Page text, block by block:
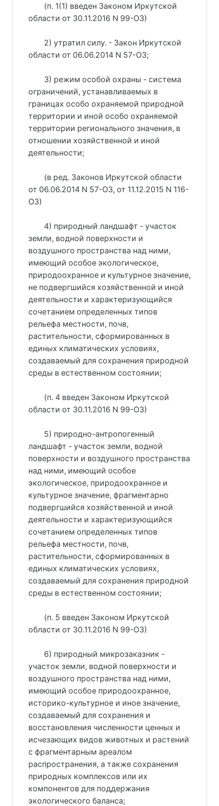
(п. 1(1) введен Законом Иркутской
области от 30.11.2016 N 99-ОЗ)
2) утратил силу. - Закон Иркутской
области от 06.06.2014 N 57-ОЗ;
3) режим особой охраны - система
ограничений, устанавливаемых в
границах особо охраняемой природной
территории и иной особо охраняемой
территории регионального значения, в
отношении хозяйственной и иной
деятельности;
(в ред. Законов Иркутской области
от 06.06.2014 N 57-ОЗ, от 11.12.2015 N 116-
ОЗ)
4) природный ландшафт - участок
земли, водной поверхности и
воздушного пространства над ними,
имеющий особое экологическое,
природоохранное и культурное значение,
не подвергшийся хозяйственной и иной
деятельности и характеризующийся
сочетанием определенных типов
рельефа местности, почв,
растительности, сформированных в
единых климатических условиях,
создаваемый для сохранения природной
среды в естественном состоянии;
(п. 4 введен Законом Иркутской
области от 30.11.2016 N 99-ОЗ)
5) природно-антропогенный
ландшафт - участок земли, водной
поверхности и воздушного пространства
над ними, имеющий особое
экологическое, природоохранное и
культурное значение, фрагментарно
подвергшийся хозяйственной и иной
деятельности и характеризующийся
сочетанием определенных типов
рельефа местности, почв,
растительности, сформированных в
единых климатических условиях,
создаваемый для сохранения природной
среды в естественном состоянии;
(п. 5 введен Законом Иркутской
области от 30.11.2016 N 99-ОЗ)
6) природный микрозаказник -
участок земли, водной поверхности и
воздушного пространства над ними,
имеющий особое природоохранное,
историко-культурное и иное значение,
создаваемый для сохранения и
восстановления численности ценных и
исчезающих видов животных и растений
с фрагментарным ареалом
распространения, а также сохранения
природных комплексов или их
компонентов для поддержания
экологического баланса;